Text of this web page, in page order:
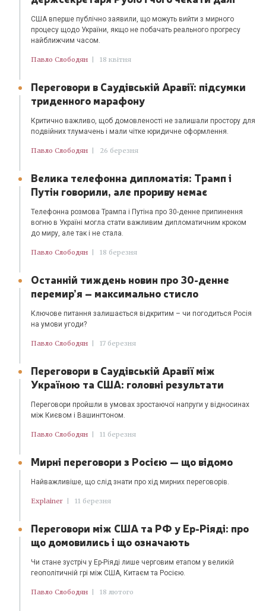
США вперше публічно заявили, що можуть вийти з мирного
процесу щодо України, якщо не побачать реального прогресу
найближчим часом.
Павло Слободян 18 квітня
Переговори в Саудівській Аравії: підсумки
триденного марафону
Критично важливо, щоб домовленості не залишали простору для
подвійних тлумачень і мали чітке юридичне оформлення.
Павло Слободян 26 березня
Велика телефонна дипломатія: Трамп і
Путін говорили, але прориву немає
Телефонна розмова Трампа і Путіна про 30-денне припинення
вогню в Україні могла стати важливим дипломатичним кроком
до миру, але так і не стала.
Павло Слободян 18 березня
Останній тиждень новин про 30-денне
перемир’я – максимально стисло
Ключове питання залишається відкритим – чи погодиться Росія
на умови угоди?
Павло Слободян 17 березня
Переговори в Саудівській Аравії між
Україною та США: головні результати
Переговори пройшли в умовах зростаючої напруги у відносинах
між Києвом і Вашингтоном.
Павло Слободян 11 березня
Мирні переговори з Росією — що відомо
Найважливіше, що слід знати про хід мирних переговорів.
Explainer 11 березня
Переговори між США та РФ у Ер-Ріяді: про
що домовились і що означають
Чи стане зустріч у Ер-Ріяді лише черговим етапом у великій
геополітичній грі між США, Китаєм та Росією.
Павло Слободян 18 лютого